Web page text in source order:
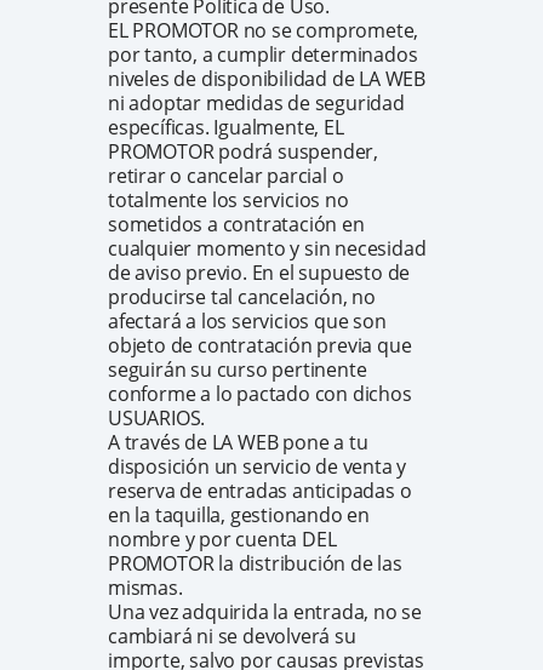
presente Política de Uso.
EL PROMOTOR no se compromete,
por tanto, a cumplir determinados
niveles de disponibilidad de LA WEB
ni adoptar medidas de seguridad
específicas. Igualmente, EL
PROMOTOR podrá suspender,
retirar o cancelar parcial o
totalmente los servicios no
sometidos a contratación en
cualquier momento y sin necesidad
de aviso previo. En el supuesto de
producirse tal cancelación, no
afectará a los servicios que son
objeto de contratación previa que
seguirán su curso pertinente
conforme a lo pactado con dichos
USUARIOS.
A través de LA WEB pone a tu
disposición un servicio de venta y
reserva de entradas anticipadas o
en la taquilla, gestionando en
nombre y por cuenta DEL
PROMOTOR la distribución de las
mismas.
Una vez adquirida la entrada, no se
cambiará ni se devolverá su
importe, salvo por causas previstas